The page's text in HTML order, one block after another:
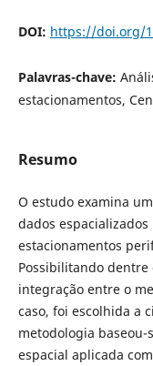
DOI: https://doi.org/
Palavras-chave:
estacionamentos,
Resumo
O estudo examina
dados
estacionamentos
Possibilitando
integração entre o
caso, foi escolhida a
metodologia
espacial aplicada